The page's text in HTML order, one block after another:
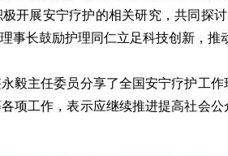
开展安宁疗护的相关研究，共同探
事长鼓励护理同仁立足科技创新，推
毅主任委员分享了全国安宁疗护工
项工作，表示应继续推进提高社会